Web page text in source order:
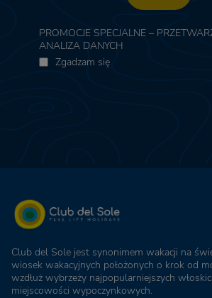
PROMOCJE SPECJALNE –
ANALIZA DANYCH
Zgadzam się
Club del Sole jest synonimem wakacji na
wiosek wakacyjnych położonych o krok od
wzdłuż wybrzeży najpopularniejszych
miejscowości wypoczynkowych.